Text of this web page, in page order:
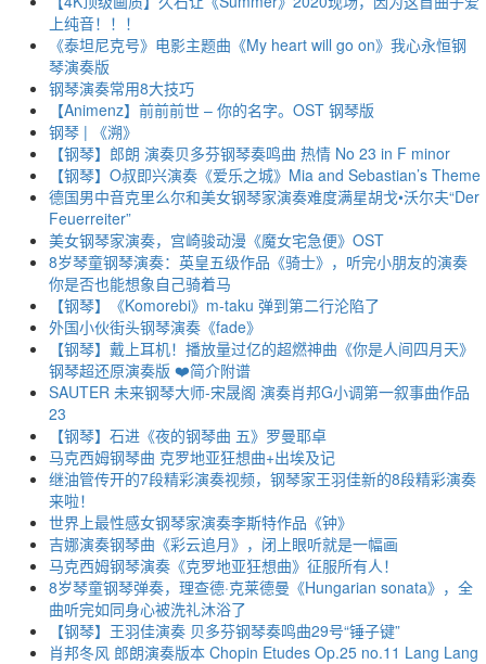
上纯音！！！
《泰坦尼克号》电影主题曲《My heart will go on》我心永恒钢
琴演奏版
钢琴演奏常用8大技巧
【Animenz】前前前世 – 你的名字。OST 钢琴版
钢琴 | 《溯》
【钢琴】郎朗 演奏贝多芬钢琴奏鸣曲 热情 No 23 in F minor
【钢琴】O叔即兴演奏《爱乐之城》Mia and Sebastian’s Theme
德国男中音克里么尔和美女钢琴家演奏难度满星胡戈•沃尔夫“Der
Feuerreiter”
美女钢琴家演奏，宫崎骏动漫《魔女宅急便》OST
8岁琴童钢琴演奏：英皇五级作品《骑士》，听完小朋友的演奏
你是否也能想象自己骑着马
【钢琴】《Komorebi》m-taku 弹到第二行沦陷了
外国小伙街头钢琴演奏《fade》
【钢琴】戴上耳机！播放量过亿的超燃神曲《你是人间四月天》
钢琴超还原演奏版 ❤️简介附谱
SAUTER 未来钢琴大师-宋晟阁 演奏肖邦G小调第一叙事曲作品
23
【钢琴】石进《夜的钢琴曲 五》罗曼耶卓
马克西姆钢琴曲 克罗地亚狂想曲+出埃及记
继油管传开的7段精彩演奏视频，钢琴家王羽佳新的8段精彩演奏
来啦！
世界上最性感女钢琴家演奏李斯特作品《钟》
吉娜演奏钢琴曲《彩云追月》，闭上眼听就是一幅画
马克西姆钢琴演奏《克罗地亚狂想曲》征服所有人！
8岁琴童钢琴弹奏，理查德·克莱德曼《Hungarian sonata》，全
曲听完如同身心被洗礼沐浴了
【钢琴】王羽佳演奏 贝多芬钢琴奏鸣曲29号“锤子键”
肖邦冬风 郎朗演奏版本 Chopin Etudes Op.25 no.11 Lang Lang